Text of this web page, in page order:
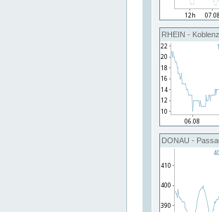
RHEIN - Koblenz
DONAU -